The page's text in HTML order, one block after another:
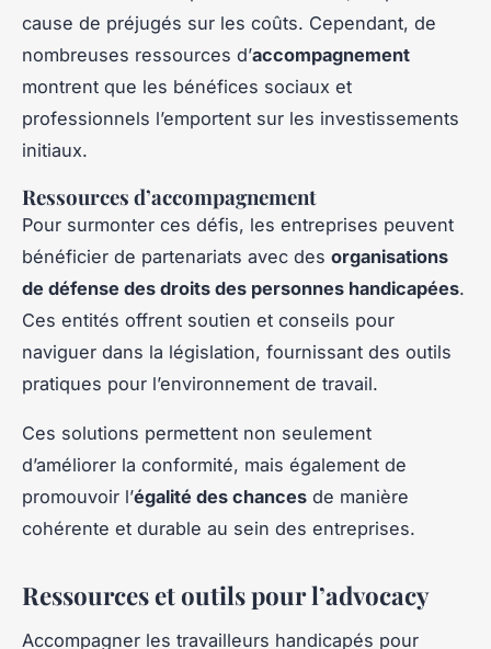
cause de préjugés sur les coûts. Cependant, de
nombreuses ressources d’accompagnement
montrent que les bénéfices sociaux et
professionnels l’emportent sur les investissements
initiaux.
Ressources d’accompagnement
Pour surmonter ces défis, les entreprises peuvent
bénéficier de partenariats avec des organisations
de défense des droits des personnes handicapées.
Ces entités offrent soutien et conseils pour
naviguer dans la législation, fournissant des outils
pratiques pour l’environnement de travail.
Ces solutions permettent non seulement
d’améliorer la conformité, mais également de
promouvoir l’égalité des chances de manière
cohérente et durable au sein des entreprises.
Ressources et outils pour l’advocacy
Accompagner les travailleurs handicapés pour